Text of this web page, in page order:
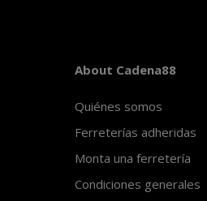
About Cadena88
Quiénes somos
Ferreterías adheridas
Monta una ferretería
Condiciones generales